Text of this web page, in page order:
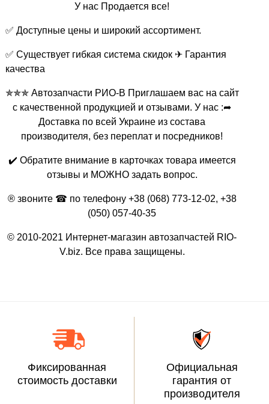
У нас Продается все!
✅ Доступные цены и широкий ассортимент.
✅ Существует гибкая система скидок ✈ Гарантия
качества
✯✯✯ Автозапчасти РИО-В Приглашаем вас на сайт
с качественной продукцией и отзывами. У нас :➦
Доставка по всей Украине из состава
производителя, без переплат и посредников!
✔️ Обратите внимание в карточках товара имеется
отзывы и МОЖНО задать вопрос.
® звоните ☎ по телефону +38 (068) 773-12-02, +38
(050) 057-40-35
© 2010-2021 Интернет-магазин автозапчастей RIO-
V.biz. Все права защищены.
Фиксированная
стоимость доставки
Официальная
гарантия от
производителя